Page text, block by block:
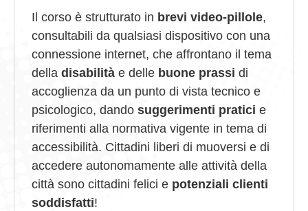
Il corso è strutturato in brevi video-pillole,
consultabili da qualsiasi dispositivo con una
connessione internet, che affrontano il tema
della disabilità e delle buone prassi di
accoglienza da un punto di vista tecnico e
psicologico, dando suggerimenti pratici e
riferimenti alla normativa vigente in tema di
accessibilità. Cittadini liberi di muoversi e di
accedere autonomamente alle attività della
città sono cittadini felici e potenziali clienti
soddisfatti!